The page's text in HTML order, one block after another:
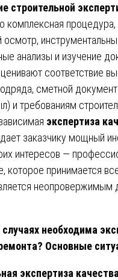
строительной
комплексная
осмотр,
анализы и изучение
соответствие
сметной
и требованиям
экспертиза
дает заказчику мощный
интересов —
которое принимается
неопровержимым
случаях необходима
Основные
экспертиза